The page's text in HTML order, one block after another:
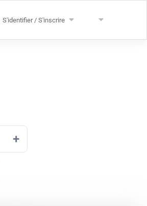
S'identifier / S'inscrire